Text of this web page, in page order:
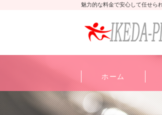
魅力的な料金で安心して任せら
ホーム